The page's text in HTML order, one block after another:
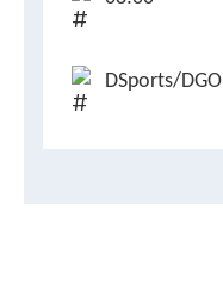
DSports/DGO